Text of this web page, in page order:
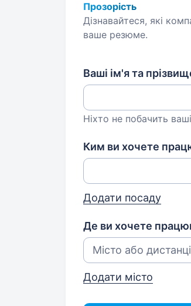
Прозорість
Дізнавайтеся, які
ваше резюме.
Ваші ім'я та
Ніхто не побачить
Ким ви хочете
Додати посаду
Де ви хочете
Додати місто